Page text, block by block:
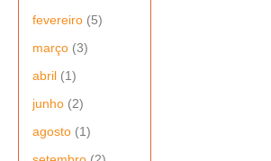
fevereiro (5)
março (3)
abril (1)
junho (2)
agosto (1)